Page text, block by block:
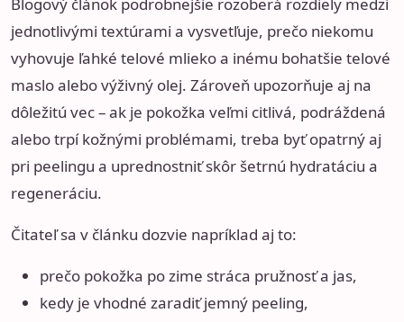
jednotlivými textúrami a vysvetľuje, prečo niekomu
vyhovuje ľahké telové mlieko a inému bohatšie telové
maslo alebo výživný olej. Zároveň upozorňuje aj na
dôležitú vec – ak je pokožka veľmi citlivá, podráždená
alebo trpí kožnými problémami, treba byť opatrný aj
pri peelingu a uprednostniť skôr šetrnú hydratáciu a
regeneráciu.
Čitateľ sa v článku dozvie napríklad aj to:
prečo pokožka po zime stráca pružnosť a jas,
kedy je vhodné zaradiť jemný peeling,